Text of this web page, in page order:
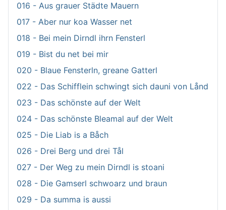
016 - Aus grauer Städte Mauern
017 - Aber nur koa Wasser net
018 - Bei mein Dirndl ihrn Fensterl
019 - Bist du net bei mir
020 - Blaue Fensterln, greane Gatterl
022 - Das Schifflein schwingt sich dauni von Lånd
023 - Das schönste auf der Welt
024 - Das schönste Bleamal auf der Welt
025 - Die Liab is a Båch
026 - Drei Berg und drei Tål
027 - Der Weg zu mein Dirndl is stoani
028 - Die Gamserl schwoarz und braun
029 - Da summa is aussi